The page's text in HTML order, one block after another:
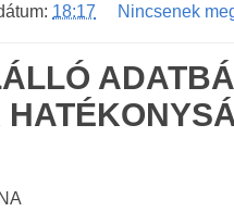
18:17 Nincsenek